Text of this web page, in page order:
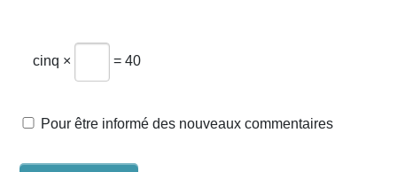
cinq × = 40
Pour être informé des nouveaux commentaires